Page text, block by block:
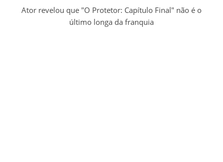
Ator revelou que "O Protetor: Capítulo Final" não é o
último longa da franquia